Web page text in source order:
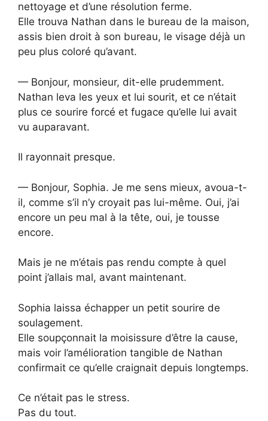
nettoyage et d’une résolution ferme.
Elle trouva Nathan dans le bureau de la maison,
assis bien droit à son bureau, le visage déjà un
peu plus coloré qu’avant.
— Bonjour, monsieur, dit-elle prudemment.
Nathan leva les yeux et lui sourit, et ce n’était
plus ce sourire forcé et fugace qu’elle lui avait
vu auparavant.
Il rayonnait presque.
— Bonjour, Sophia. Je me sens mieux, avoua-t-
il, comme s’il n’y croyait pas lui-même. Oui, j’ai
encore un peu mal à la tête, oui, je tousse
encore.
Mais je ne m’étais pas rendu compte à quel
point j’allais mal, avant maintenant.
Sophia laissa échapper un petit sourire de
soulagement.
Elle soupçonnait la moisissure d’être la cause,
mais voir l’amélioration tangible de Nathan
confirmait ce qu’elle craignait depuis longtemps.
Ce n’était pas le stress.
Pas du tout.